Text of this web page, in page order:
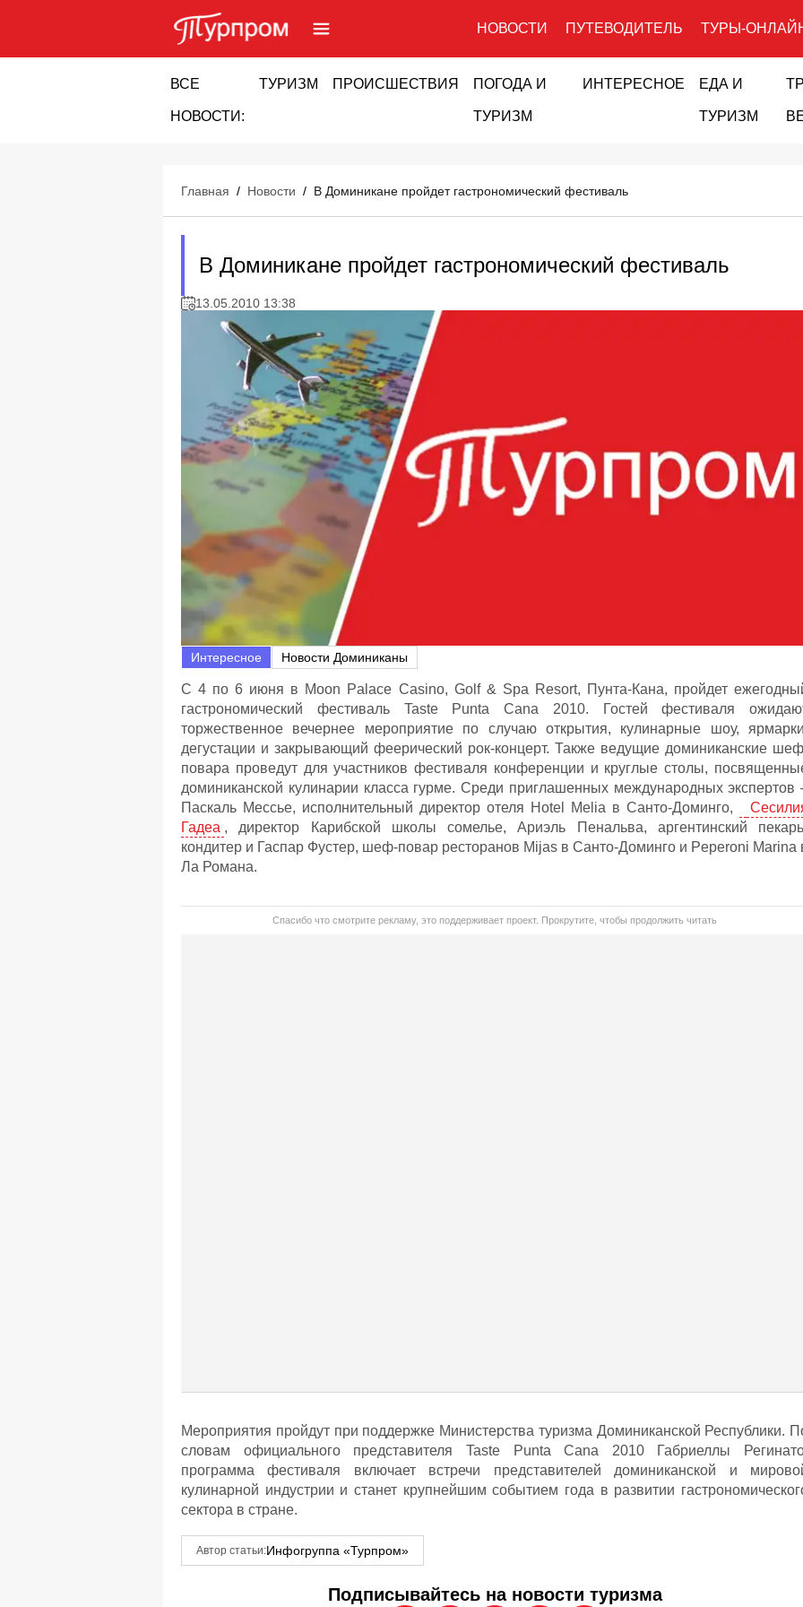
НОВОСТИ ПУТЕВОДИТЕЛЬ ТУРЫ-
ВСЕ
НОВОСТИ:
ТУРИЗМ ПРОИСШЕСТВИЯ ПОГОДА И
ТУРИЗМ
ИНТЕРЕСНОЕ ЕДА И
ТУРИЗМ
Главная / Новости / В Доминикане пройдет гастрономический фестиваль
В Доминикане пройдет гастрономический фестиваль
13.05.2010 13:38
Интересное Новости Доминиканы
С 4 по 6 июня в Moon Palace Casino, Golf & Spa Resort, Пунта-Кана, пройдет
гастрономический фестиваль Taste Punta Cana 2010. Гостей фестиваля
торжественное вечернее мероприятие по случаю открытия, кулинарные шоу,
дегустации и закрывающий феерический рок-концерт. Также ведущие доминиканские
повара проведут для участников фестиваля конференции и круглые столы,
доминиканской кулинарии класса гурме. Среди приглашенных международных экспертов
Паскаль Мессье, исполнительный директор отеля Hotel Melia в Санто-Доминго,
Гадеа , директор Карибской школы сомелье, Ариэль Пенальва, аргентинский
кондитер и Гаспар Фустер, шеф-повар ресторанов Mijas в Санто-Доминго и Peperoni Marina
Ла Романа.
Спасибо что смотрите рекламу, это поддерживает проект. Прокрутите, чтобы продолжить читать
Мероприятия пройдут при поддержке Министерства туризма Доминиканской Республики.
словам официального представителя Taste Punta Cana 2010 Габриеллы
программа фестиваля включает встречи представителей доминиканской и
кулинарной индустрии и станет крупнейшим событием года в развитии
сектора в стране.
Автор статьи:Инфогруппа «Турпром»
Подписывайтесь на новости туризма